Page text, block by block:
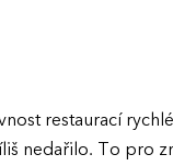
restaurací
nedařilo. To pro